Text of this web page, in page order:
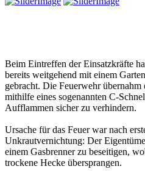
Beim Eintreffen der Einsatzkräfte
bereits weitgehend mit einem
gebracht. Die Feuerwehr
mithilfe eines sogenannten C-
Aufflammen sicher zu verhindern.
Ursache für das Feuer war nach
Unkrautvernichtung: Der
einem Gasbrenner zu beseitigen,
trockene Hecke übersprangen.